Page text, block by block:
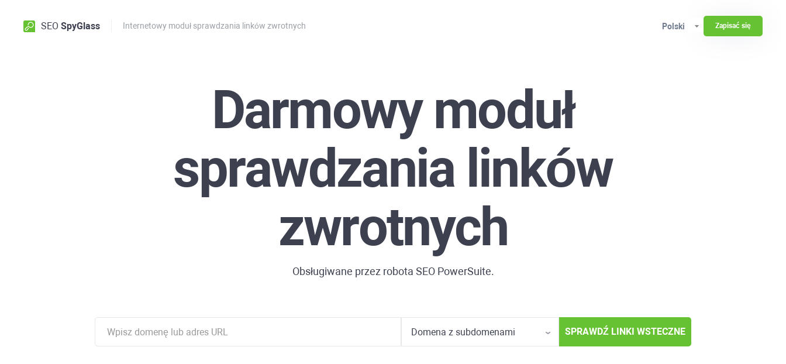
SEO SpyGlass Internetowy moduł sprawdzania linków zwrotnych Polski Zapisać się
Darmowy moduł
sprawdzania linków
zwrotnych
Obsługiwane przez robota SEO PowerSuite.
SPRAWDŹ LINKI WSTECZNE